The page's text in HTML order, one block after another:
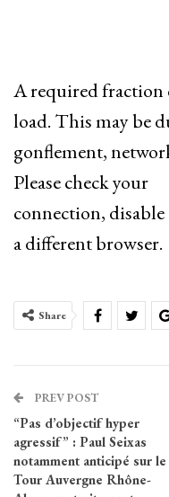
A required fraction
load. This may be
gonflement,
Please check your
connection,
a different browser.
Share
PREV POST
“Pas d’objectif hyper
agressif” : Paul Seixas
notamment anticipé sur le
Tour Auvergne Rhône-